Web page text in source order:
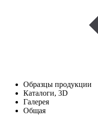
Образцы продукции
Каталоги, 3D
Галерея
Общая